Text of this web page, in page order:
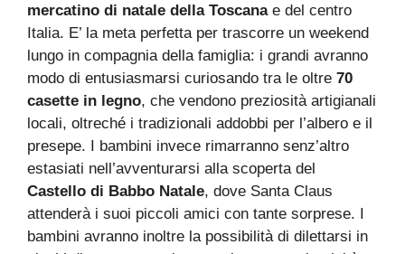
mercatino di natale della Toscanae del centro
Italia. E’ la meta perfetta per trascorre un weekend
lungo in compagnia della famiglia: i grandi avranno
modo di entusiasmarsi curiosando tra le oltre 70
casette in legno, che vendono preziosità artigianali
locali, oltreché i tradizionali addobbi per l’albero e il
presepe. I bambini invece rimarranno senz’altro
estasiati nell’avventurarsi alla scoperta del
Castello di Babbo Natale, dove Santa Claus
attenderà i suoi piccoli amici con tante sorprese. I
bambini avranno inoltre la possibilità di dilettarsi in